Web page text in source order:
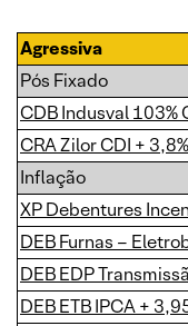
Agressiva
Pós Fixado
CDB Indusval 103%
CRA Zilor CDI +
Inflação
XP Debentures
DEB Furnas –
DEB EDP
DEB ETB IPCA +